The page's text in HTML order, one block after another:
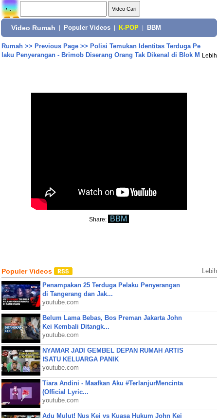
Video Rumah Populer Videos K-POP BBM
Rumah>> Previous Page>> Polisi Temukan Identitas Terduga Pe
laku Penyerangan - Brimob Diserang Orang Tak Dikenal di Blok M Lebih
Share: BBM
Populer Videos Lebih
Penampakan 25 Terduga Pelaku Penyerangan
di Tangerang dan Jak...
youtube.com
Belum Lama Bebas, Bos Preman Jakarta John
Kei Kembali Ditangk...
youtube.com
NYAMAR JADI GEMBEL DEPAN RUMAH ARTIS
❗SATU KELUARGA PANIK
youtube.com
Tiara Andini - Maafkan Aku #TerlanjurMencinta
(Official Lyric...
youtube.com
Adu Mulut! Nus Kei vs Kuasa Hukum John Kei